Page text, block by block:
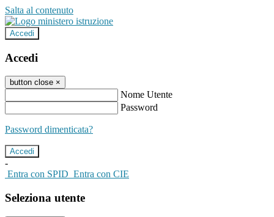
Salta al contenuto
Accedi
Accedi
button close ×
Nome Utente
Password
Password dimenticata?
-
Entra con SPID Entra con CIE
Seleziona utente